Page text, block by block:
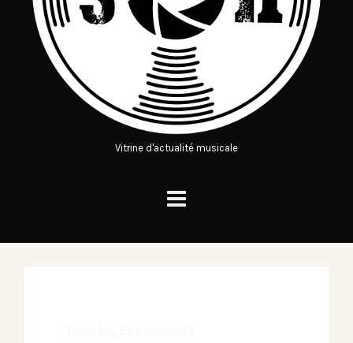
Vitrine d'actualité musicale